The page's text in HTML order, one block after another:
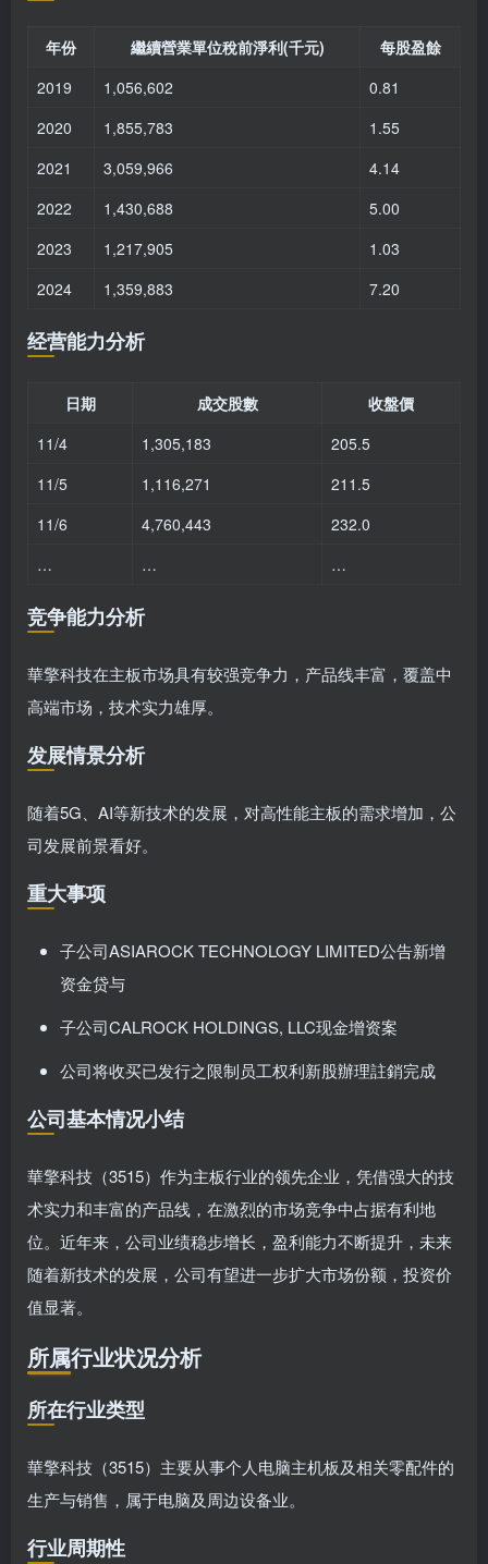
年份 繼續營業單位稅前淨利(千元)
每股盈餘
2019
1,056,602
0.81
2020
1,855,783
1.55
2021
3,059,966
4.14
2022
1,430,688
5.00
2023
1,217,905
1.03
2024
1,359,883 7.20
经营能力分析
日期 成交股數
收盤價
11/4
1,305,183
205.5
11/5
1,116,271
211.5
11/6
4,760,443
232.0
…
… …
竞争能力分析
華擎科技在主板市场具有较强竞争力，产品线丰富，覆盖中
高端市场，技术实力雄厚。
发展情景分析
随着5G、AI等新技术的发展，对高性能主板的需求增加，公
司发展前景看好。
重大事项
子公司ASIAROCK TECHNOLOGY LIMITED公告新增
资金贷与
子公司CALROCK HOLDINGS, LLC现金增资案
公司将收买已发行之限制员工权利新股辦理註銷完成
公司基本情况小结
華擎科技（3515）作为主板行业的领先企业，凭借强大的技
术实力和丰富的产品线，在激烈的市场竞争中占据有利地
位。近年来，公司业绩稳步增长，盈利能力不断提升，未来
随着新技术的发展，公司有望进一步扩大市场份额，投资价
值显著。
所属行业状况分析
所在行业类型
華擎科技（3515）主要从事个人电脑主机板及相关零配件的
生产与销售，属于电脑及周边设备业。
行业周期性